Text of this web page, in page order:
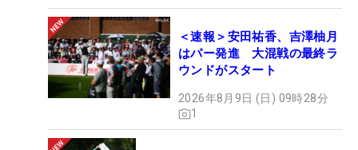
＜速報＞安田祐香、吉澤柚月
はパー発進 大混戦の最終ラ
ウンドがスタート
2026年8月9日 (日) 09時28分
1